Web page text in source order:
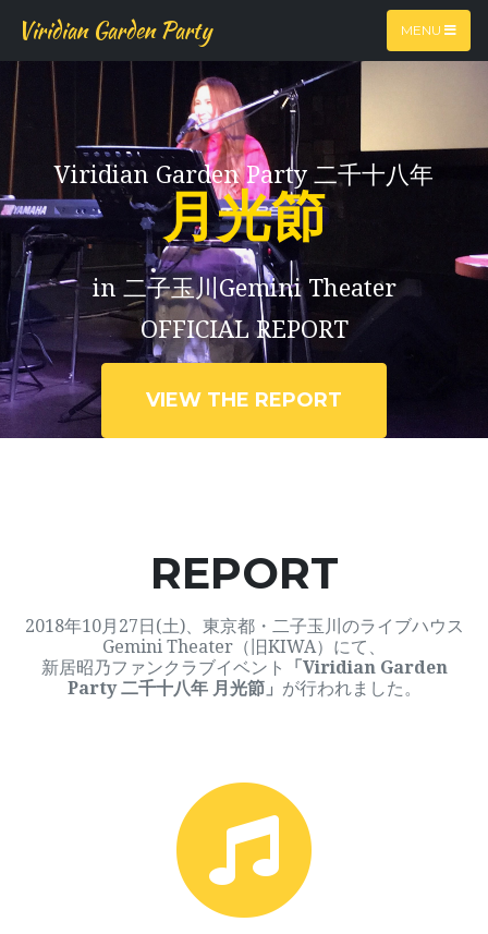
Viridian Garden Party MENU
Viridian Garden Party 二千十八年
月光節
in 二子玉川Gemini Theater
OFFICIAL REPORT
VIEW THE REPORT
REPORT
2018年10月27日(土)、東京都・二子玉川のライブハウス
Gemini Theater（旧KIWA）にて、
新居昭乃ファンクラブイベント
「Viridian Garden
Party 二千十八年 月光節」 が行われました。